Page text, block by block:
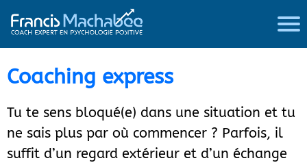
Coaching express
Tu te sens bloqué(e) dans une situation et tu
ne sais plus par où commencer ? Parfois, il
suffit d’un regard extérieur et d’un échange